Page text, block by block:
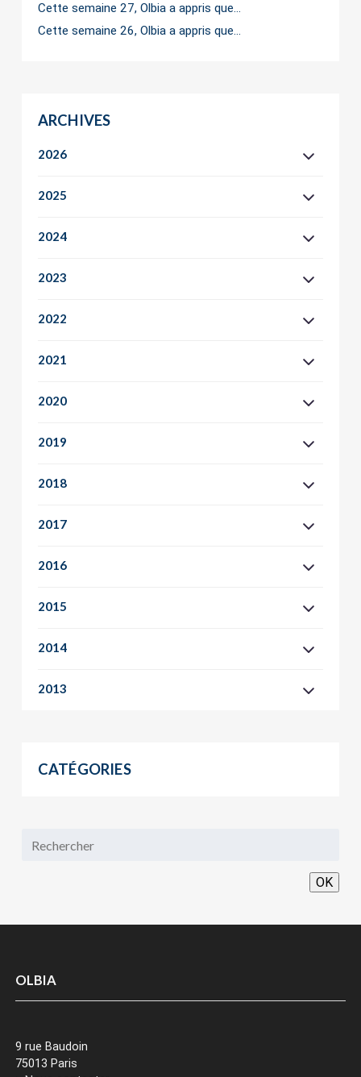
Cette semaine 27, Olbia a appris que…
Cette semaine 26, Olbia a appris que…
ARCHIVES
2026
2025
2024
2023
2022
2021
2020
2019
2018
2017
2016
2015
2014
2013
CATÉGORIES
OK
OLBIA
9 rue Baudoin
75013 Paris